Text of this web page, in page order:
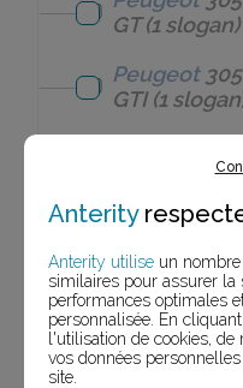
GT(1 slogan)
Peugeot 305
GTI(1
(6 slogans)
Peugeot
Peugeot 306
PACK(1
Peugeot 307
Anterity
Anterity utilise un
similaires pour assurer la
performances optimales
personnalisée. En
l'utilisation de cookies,
vos données
site.